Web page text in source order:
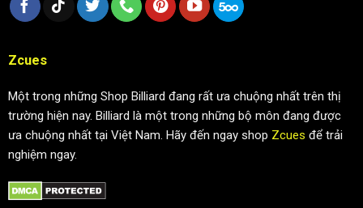
Zcues
Một trong những Shop Billiard đang rất ưa chuộng nhất trên thị
trường hiện nay. Billiard là một trong những bộ môn đang được
ưa chuộng nhất tại Việt Nam. Hãy đến ngay shop Zcues để trải
nghiệm ngay.